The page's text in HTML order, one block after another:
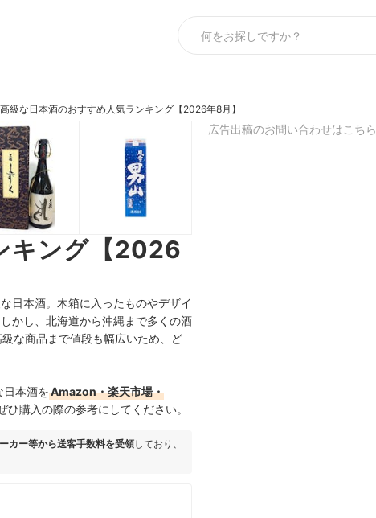
高級な日本酒のおすすめ人気ランキング【2026年8月】
キング【2026
日本酒。木箱に入ったものやデザイ
かし、北海道から沖縄まで多くの酒
な商品まで値段も幅広いため、ど
日本酒をAmazon・楽天市場・
ひ購入の際の参考にしてください。
カー等から送客手数料を受領しており、
広告出稿のお問い合わせはこちら